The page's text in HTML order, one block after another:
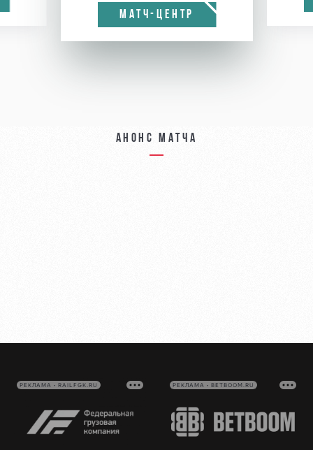
МАТЧ-ЦЕНТР
Анонс матча
РЕКЛАМА • RAILFGK.RU РЕКЛАМА • BETBOOM.RU